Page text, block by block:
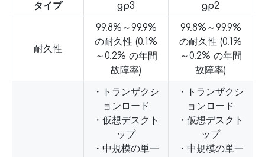
タイプ gp3 gp2
耐久性
99.8%～99.9%
の耐久性 (0.1%
～0.2% の年間
故障率)
99.8%～99.9%
の耐久性 (0.1%
～0.2% の年間
故障率)
・トランザクシ
ョンロード
・仮想デスクト
ップ
・中規模の単一
・トランザクシ
ョンロード
・仮想デスクト
ップ
・中規模の単一